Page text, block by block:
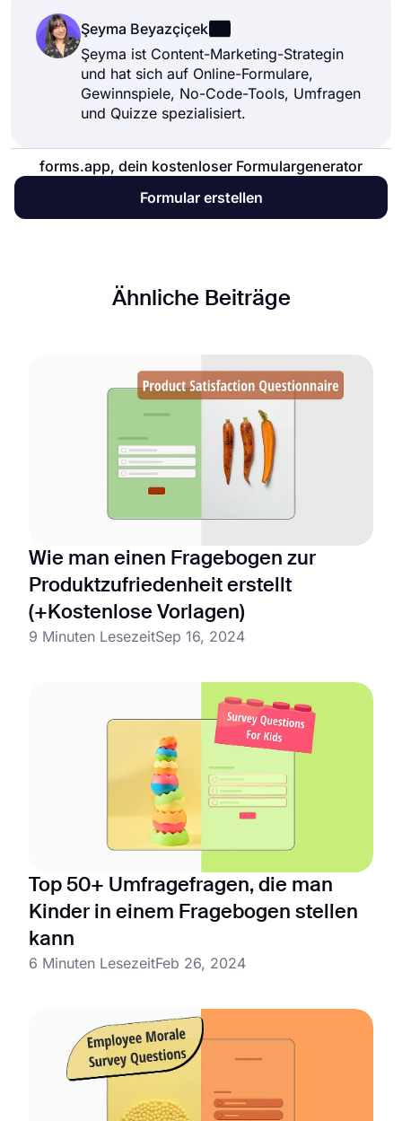
Şeyma Beyazçiçek
Şeyma ist Content-Marketing-Strategin
und hat sich auf Online-Formulare,
Gewinnspiele, No-Code-Tools, Umfragen
und Quizze spezialisiert.
forms.app, dein kostenloser Formulargenerator
Formular erstellen
Ähnliche Beiträge
Wie man einen Fragebogen zur
Produktzufriedenheit erstellt
(+Kostenlose Vorlagen)
9 Minuten LesezeitSep 16, 2024
Top 50+ Umfragefragen, die man
Kinder in einem Fragebogen stellen
kann
6 Minuten LesezeitFeb 26, 2024